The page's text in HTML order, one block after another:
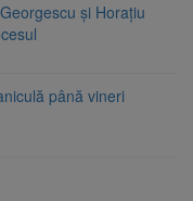
și Horațiu
până vineri